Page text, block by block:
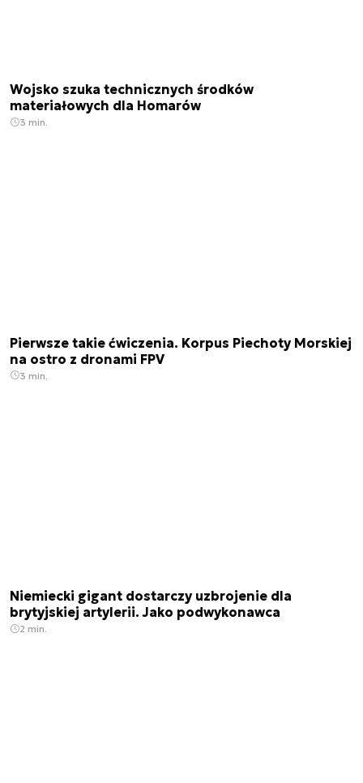
Wojsko szuka technicznych środków
materiałowych dla Homarów
3 min.
Pierwsze takie ćwiczenia. Korpus Piechoty Morskiej
na ostro z dronami FPV
3 min.
Niemiecki gigant dostarczy uzbrojenie dla
brytyjskiej artylerii. Jako podwykonawca
2 min.